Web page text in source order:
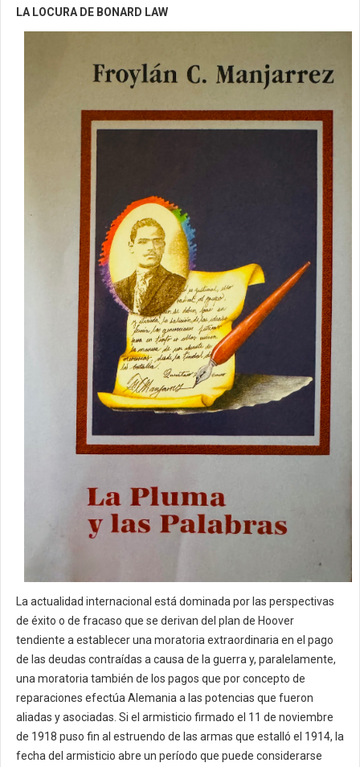
LA LOCURA DE BONARD LAW
La actualidad internacional está dominada por las perspectivas
de éxito o de fracaso que se derivan del plan de Hoover
tendiente a establecer una moratoria extraordinaria en el pago
de las deudas contraídas a causa de la guerra y, paralelamente,
una moratoria también de los pagos que por concepto de
reparaciones efectúa Alemania a las potencias que fueron
aliadas y asociadas. Si el armisticio firmado el 11 de noviembre
de 1918 puso fin al estruendo de las armas que estalló el 1914, la
fecha del armisticio abre un período que puede considerarse